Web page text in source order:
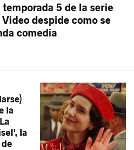
5 de la serie
despide como se
comedia
la
la